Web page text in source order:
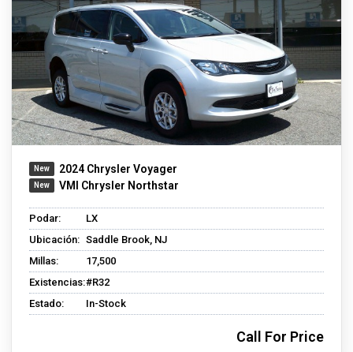
2024 Chrysler Voyager
VMI Chrysler Northstar
Podar:
LX
Ubicación: Saddle Brook, NJ
Millas:
17,500
Existencias:#R32
Estado:
In-Stock
Call For Price